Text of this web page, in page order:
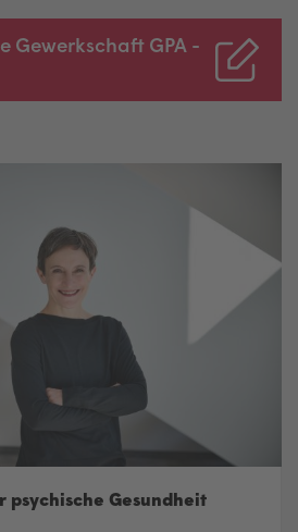
Gewerkschaft GPA -
psychische Gesundheit